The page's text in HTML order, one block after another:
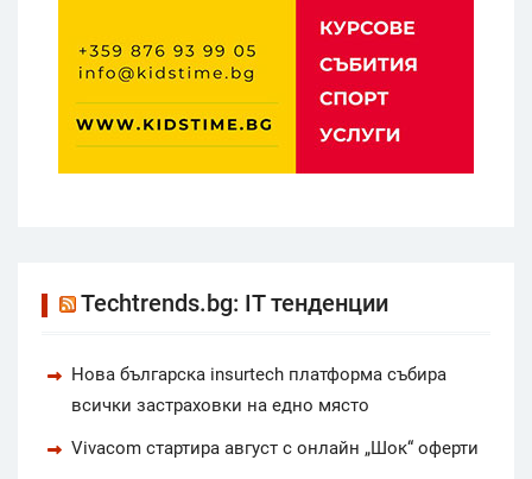
Techtrends.bg: IT тенденции
Нова българска insurtech платформа събира
всички застраховки на едно място
Vivacom стартира август с онлайн „Шок“ оферти